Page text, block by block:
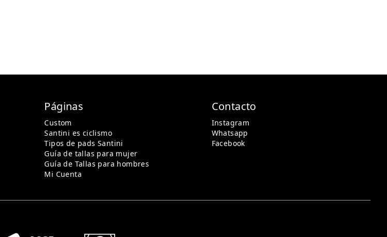
Páginas
Custom
Santini es ciclismo
Tipos de pads Santini
Guía de tallas para mujer
Guía de Tallas para hombres
Mi Cuenta
Contacto
Instagram
Whatsapp
Facebook